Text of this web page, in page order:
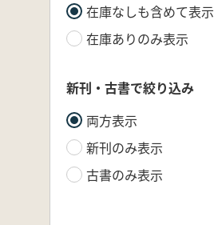
在庫なしも含めて表示
在庫ありのみ表示
新刊・古書で絞り込み
両方表示
新刊のみ表示
古書のみ表示